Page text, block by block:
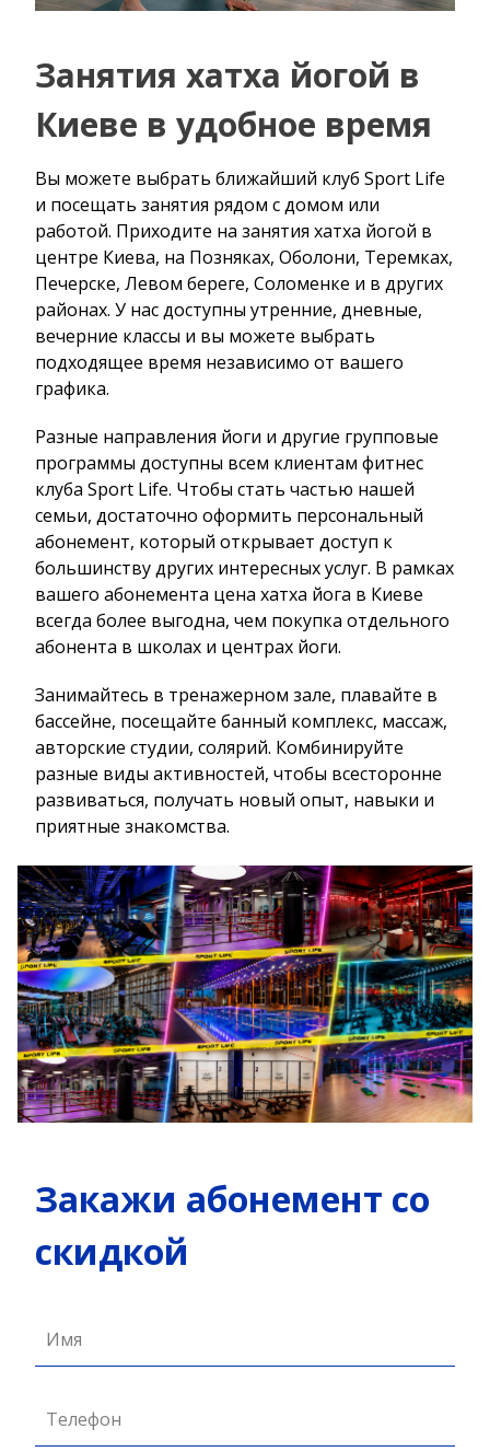
Занятия хатха йогой в
Киеве в удобное время
Вы можете выбрать ближайший клуб Sport Life
и посещать занятия рядом с домом или
работой. Приходите на занятия хатха йогой в
центре Киева, на Позняках, Оболони, Теремках,
Печерске, Левом береге, Соломенке и в других
районах. У нас доступны утренние, дневные,
вечерние классы и вы можете выбрать
подходящее время независимо от вашего
графика.
Разные направления йоги и другие групповые
программы доступны всем клиентам фитнес
клуба Sport Life. Чтобы стать частью нашей
семьи, достаточно оформить персональный
абонемент, который открывает доступ к
большинству других интересных услуг. В рамках
вашего абонемента цена хатха йога в Киеве
всегда более выгодна, чем покупка отдельного
абонента в школах и центрах йоги.
Занимайтесь в тренажерном зале, плавайте в
бассейне, посещайте банный комплекс, массаж,
авторские студии, солярий. Комбинируйте
разные виды активностей, чтобы всесторонне
развиваться, получать новый опыт, навыки и
приятные знакомства.
Закажи абонемент со
скидкой
Имя
Телефон